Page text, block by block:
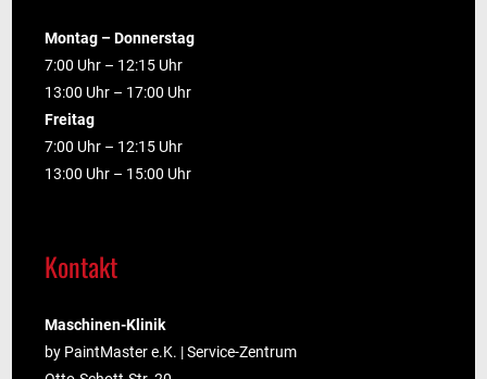
Montag – Donnerstag
7:00 Uhr – 12:15 Uhr
13:00 Uhr – 17:00 Uhr
Freitag
7:00 Uhr – 12:15 Uhr
13:00 Uhr – 15:00 Uhr
Kontakt
Maschinen-Klinik
by PaintMaster e.K. | Service-Zentrum